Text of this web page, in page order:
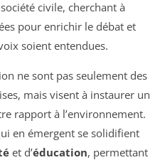
civile, cherchant à
pour enrichir le débat et
soient entendues.
ne sont pas seulement des
mais visent à instaurer un
rapport à l’environnement.
en émergent se solidifient
et d’éducation, permettant